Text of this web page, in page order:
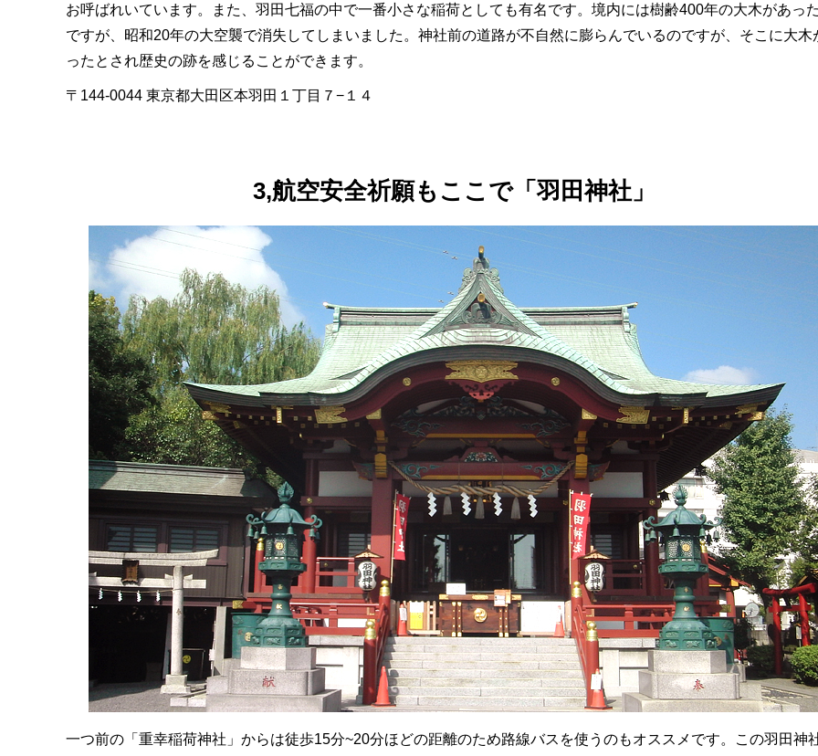
お呼ばれいています。また、羽田七福の中で一番小さな稲荷としても有名です。境内には樹齢400年の大木があっ
ですが、昭和20年の大空襲で消失してしまいました。神社前の道路が不自然に膨らんでいるのですが、そこに大木
ったとされ歴史の跡を感じることができます。
〒144-0044 東京都大田区本羽田１丁目７−１４
3,航空安全祈願もここで「羽田神社」
一つ前の「重幸稲荷神社」からは徒歩15分~20分ほどの距離のため路線バスを使うのもオススメです。この羽田神